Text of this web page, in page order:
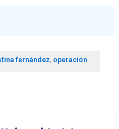
fernández, operación